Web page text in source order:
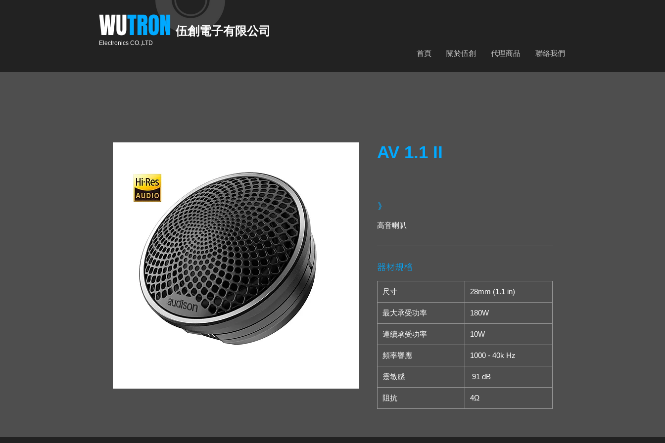
​WUTRON​​
Electronics CO.,LTD
伍創電子有限公司
首頁 關於伍創 代理商品 聯絡我們
AV 1.1 II
》
高音喇叭
器材規格
尺寸 28mm (1.1 in)
最大承受功率 180W
連續承受功率 10W
頻率響應 1000 - 40k Hz
靈敏感 91 dB
阻抗 4Ω